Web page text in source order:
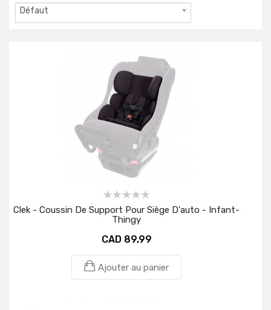
Défaut
Clek - Coussin De Support Pour Siège D'auto - Infant-
Thingy
CAD 89,99
Ajouter au panier